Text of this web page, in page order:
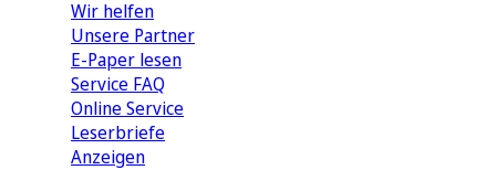
Wir helfen
Unsere Partner
E-Paper lesen
Service FAQ
Online Service
Leserbriefe
Anzeigen